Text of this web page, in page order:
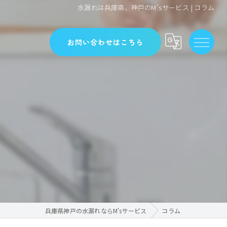
水漏れは兵庫県、神戸のM'sサービス | コラム
お問い合わせはこちら
兵庫県神戸の水漏れならM'sサービス コラム